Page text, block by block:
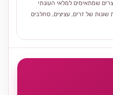
שמתאימים למלאי העונתי
של זרים, עציצים, סחלבים